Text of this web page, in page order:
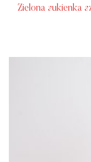
Zielona sukienka